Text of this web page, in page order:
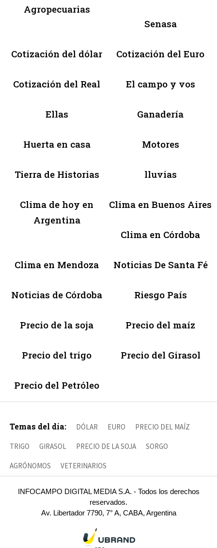
Agropecuarias
Senasa
Cotización del dólar Cotización del Euro
Cotización del Real El campo y vos
Ellas Ganadería
Huerta en casa Motores
Tierra de Historias lluvias
Clima de hoy en
Argentina
Clima en Buenos Aires
Clima en Córdoba
Clima en Mendoza Noticias De Santa Fé
Noticias de Córdoba Riesgo País
Precio de la soja Precio del maíz
Precio del trigo Precio del Girasol
Precio del Petróleo
Temas del día: DÓLAR EURO PRECIO DEL MAÍZ
TRIGO GIRASOL PRECIO DE LA SOJA SORGO
AGRÓNOMOS VETERINARIOS
INFOCAMPO DIGITAL MEDIA S.A. - Todos los derechos
reservados.
Av. Libertador 7790, 7° A, CABA, Argentina